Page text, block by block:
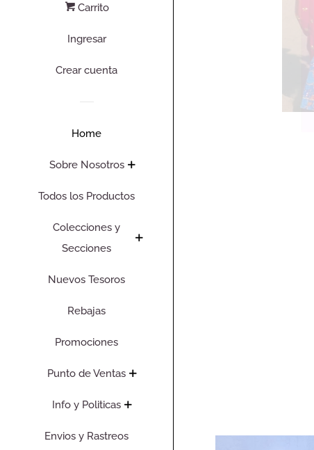
Carrito
Ingresar
Crear cuenta
Home
Sobre Nosotros
Todos los Productos
Colecciones y
Secciones
Nuevos Tesoros
Rebajas
Promociones
Punto de Ventas
Info y Politicas
Envios y Rastreos